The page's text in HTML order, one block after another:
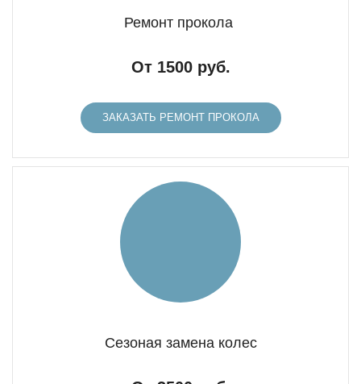
Ремонт прокола
От 1500 руб.
ЗАКАЗАТЬ РЕМОНТ ПРОКОЛА
Сезоная замена колес